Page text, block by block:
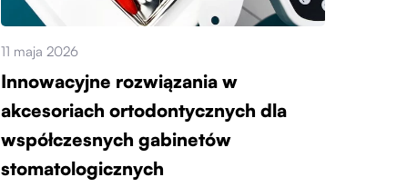
11 maja 2026
Innowacyjne rozwiązania w
akcesoriach ortodontycznych dla
współczesnych gabinetów
stomatologicznych